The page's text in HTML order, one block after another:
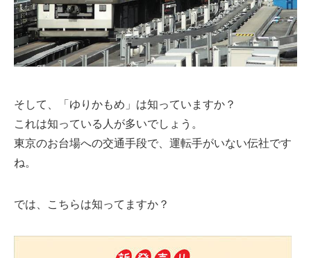
そして、「ゆりかもめ」は知っていますか？
これは知っている人が多いでしょう。
東京のお台場への交通手段で、運転手がいない伝社です
ね。
では、こちらは知ってますか？